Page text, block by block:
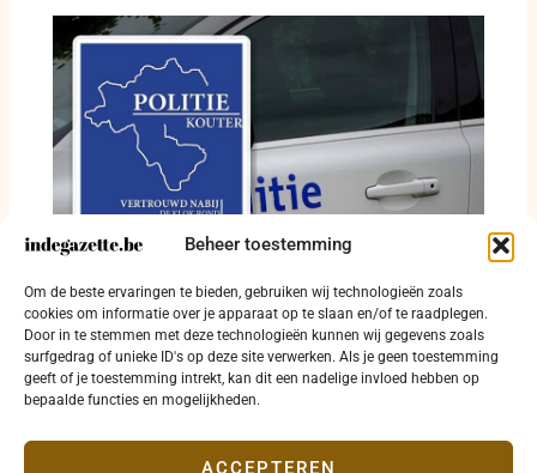
Beheer toestemming
Om de beste ervaringen te bieden, gebruiken wij technologieën zoals
cookies om informatie over je apparaat op te slaan en/of te raadplegen.
Door in te stemmen met deze technologieën kunnen wij gegevens zoals
surfgedrag of unieke ID's op deze site verwerken. Als je geen toestemming
geeft of je toestemming intrekt, kan dit een nadelige invloed hebben op
bepaalde functies en mogelijkheden.
ACCEPTEREN
Inbraak in Jabbeke en twee bestuurders
onder invloed in Ichtegem en Torhout
20 juli 2026